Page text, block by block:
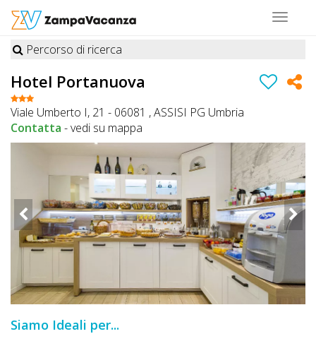
Toggle
STRUTTURE
A
DOG
LUOGHI
A
DOG
OFFERTE
A
DOG
Percorso di ricerca
Hotel Portanuova
Viale Umberto I, 21 - 06081 , ASSISI PG Umbria
Contatta -vedi su mappa
Siamo Ideali per...